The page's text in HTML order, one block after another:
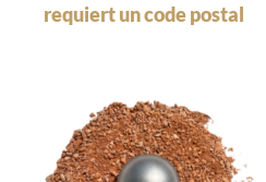
requiert un code postal